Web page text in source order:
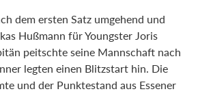
dem ersten Satz umgehend und
Hußmann für Youngster Joris
peitschte seine Mannschaft nach
legten einen Blitzstart hin. Die
und der Punktestand aus Essener